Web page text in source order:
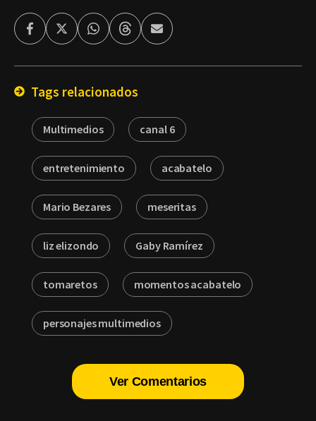
FacebookTwitterWhatsappThreadsEnviar
por
Tags relacionados
Multimedios canal 6
entretenimiento acabatelo
Mario Bezares meseritas
liz elizondo Gaby Ramírez
tomaretos momentos acabatelo
personajes multimedios
Ver Comentarios